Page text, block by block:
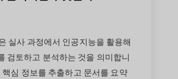
실사 과정에서 인공지능을 활용해
검토하고 분석하는 것을 의미합니
핵심 정보를 추출하고 문서를 요약